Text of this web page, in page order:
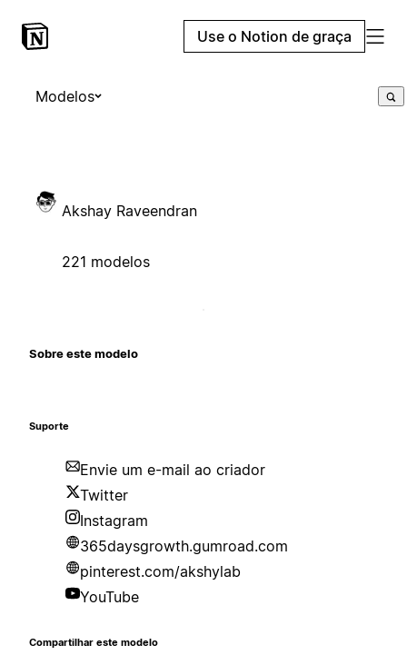
Use o Notion de graça
Modelos
Akshay Raveendran
221 modelos
Sobre este modelo
Suporte
Envie um e-mail ao criador
Twitter
Instagram
365daysgrowth.gumroad.com
pinterest.com/akshylab
YouTube
Compartilhar este modelo